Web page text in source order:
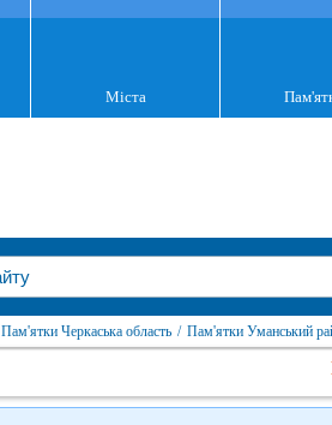
Міста
Пам'ятки Черкаська область / Пам'ятки Уманський